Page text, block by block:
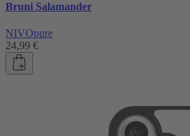
Bruni Salamander
NIVOpure
24,99 €